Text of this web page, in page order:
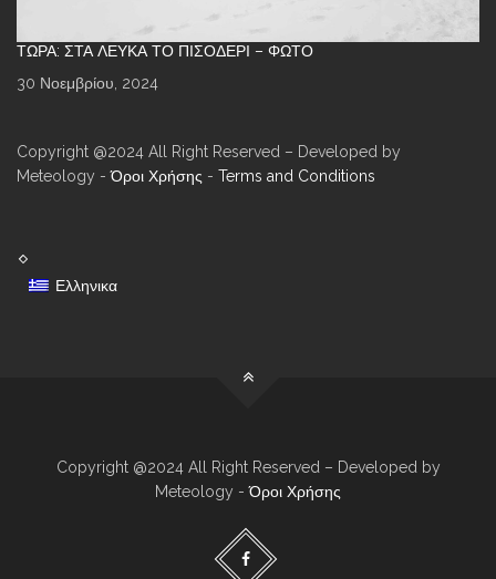
ΤΏΡΑ: ΣΤΑ ΛΕΥΚΆ ΤΟ ΠΙΣΟΔΈΡΙ – ΦΩΤΌ
30 Νοεμβρίου, 2024
Copyright @2024 All Right Reserved – Developed by
Meteology -Όροι Χρήσης - Terms and Conditions
Ελληνικα
Copyright @2024 All Right Reserved – Developed by
Meteology -Όροι Χρήσης